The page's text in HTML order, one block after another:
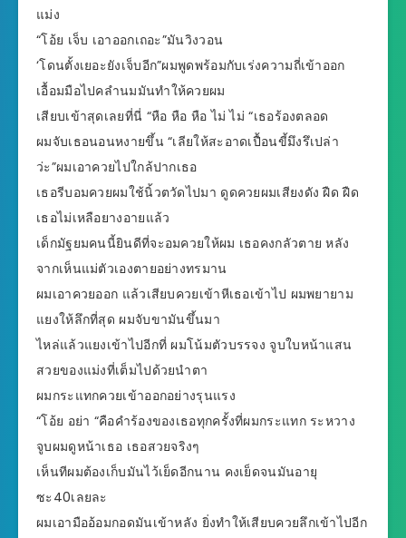
แม่ง
“โอ้ย เจ็บ เอาออกเถอะ”มันวิงวอน
‘โดนตั้งเยอะยังเจ็บอีก”ผมพูดพร้อมกับเร่งความถี่เข้าออก
เอื้อมมือไปคลำนมมันทำให้ควยผม
เสียบเข้าสุดเลยที่นี่ “หือ หือ หือ ไม่ ไม่ “เธอร้องตลอด
ผมจับเธอนอนหงายขึ้น “เลียให้สะอาดเปื้อนขี้มึงรึเปล่า
ว่ะ”ผมเอาควยไปใกล้ปากเธอ
เธอรีบอมควยผมใช้นิ้วตวัดไปมา ดูดควยผมเสียงดัง ฝืด ฝืด
เธอไม่เหลือยางอายแล้ว
เด็กมัฐยมคนนี้ยินดีที่จะอมควยให้ผม เธอคงกลัวตาย หลัง
จากเห็นแม่ตัวเองตายอย่างทรมาน
ผมเอาควยออก แล้วเสียบควยเข้าหีเธอเข้าไป ผมพยายาม
แยงให้ลึกที่สุด ผมจับขามันขึ้นมา
ไหล่แล้วแยงเข้าไปอีกที่ ผมโน้มตัวบรรจง จูบใบหน้าแสน
สวยของแม่งที่เต็มไปด้วยนำตา
ผมกระแทกควยเข้าออกอย่างรุนแรง
“โอ้ย อย่า “คือคำร้องของเธอทุกครั้งที่ผมกระแทก ระหวาง
จูบผมดูหน้าเธอ เธอสวยจริงๆ
เห็นทีผมต้องเก็บมันไว้เย็ดอีกนาน คงเย็ดจนมันอายุ
ซะ40เลยละ
ผมเอามืออ้อมกอดมันเข้าหลัง ยิ่งทำให้เสียบควยลึกเข้าไปอีก